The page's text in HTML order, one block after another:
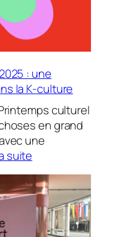
: une
la K-culture
culturel
en grand
une
suite
Printemps
culturel
2025